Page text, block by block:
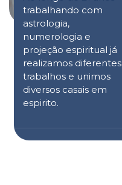
trabalhando com
astrologia,
numerologia e
projeção espiritual já
realizamos diferentes
trabalhos e unimos
diversos casais em
espirito.